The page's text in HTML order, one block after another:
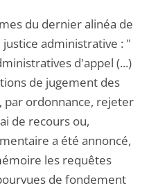
du dernier alinéa de
administrative : "
d'appel (...)
de jugement des
par ordonnance, rejeter
de recours ou,
a été annoncé,
les requêtes
de fondement